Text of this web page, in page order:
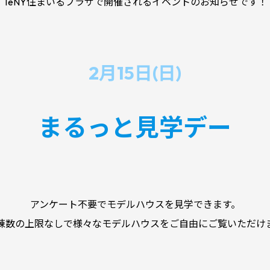
2月15日(日)
まるっと見学デー
アンケート不要でモデルハウスを見学できます。
数の上限なしで様々なモデルハウスをご自由にご覧いただけ